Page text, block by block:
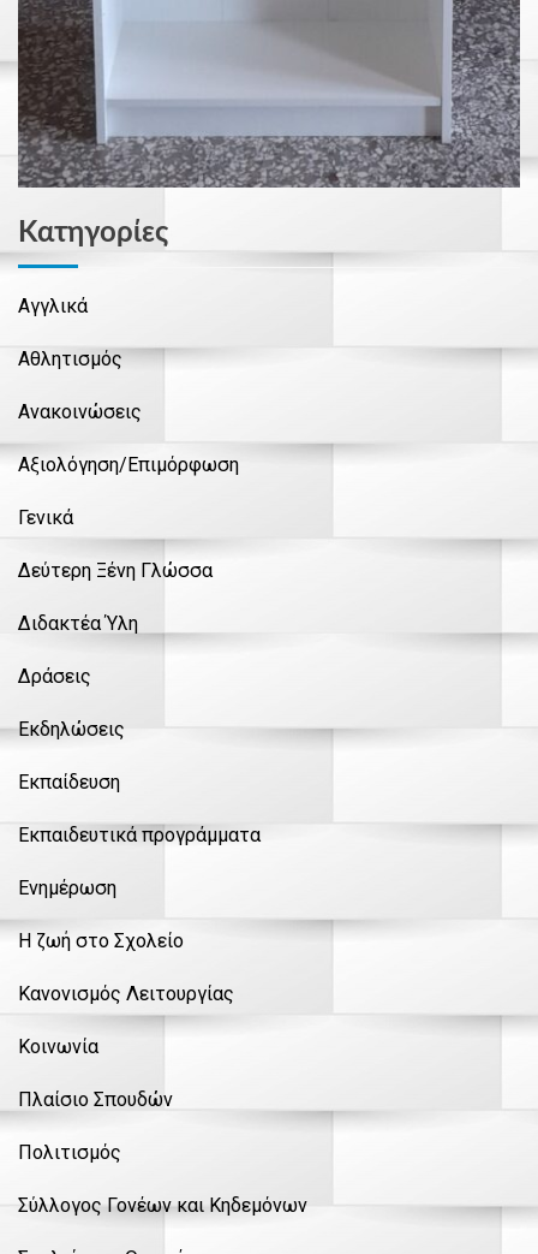
Kατηγορίες
Αγγλικά
Αθλητισμός
Ανακοινώσεις
Αξιολόγηση/Επιμόρφωση
Γενικά
Δεύτερη Ξένη Γλώσσα
Διδακτέα Ύλη
Δράσεις
Εκδηλώσεις
Εκπαίδευση
Εκπαιδευτικά προγράμματα
Ενημέρωση
Η ζωή στο Σχολείο
Κανονισμός Λειτουργίας
Κοινωνία
Πλαίσιο Σπουδών
Πολιτισμός
Σύλλογος Γονέων και Κηδεμόνων